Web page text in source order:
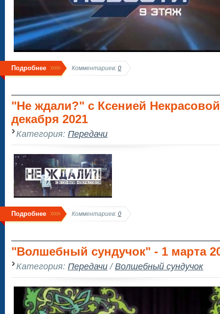
Подробнее Комментариев: 0
"Не ждали?" с Ксенией
декабря 2021
Категория: Передачи
Подробнее Комментариев: 0
"Волшебный сундучок" - 1 марта
Категория: Передачи/Волшебный сундучок